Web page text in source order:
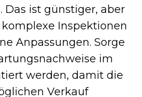
Das ist günstiger, aber
Inspektionen
Anpassungen. Sorge
im
werden, damit die
Verkauf